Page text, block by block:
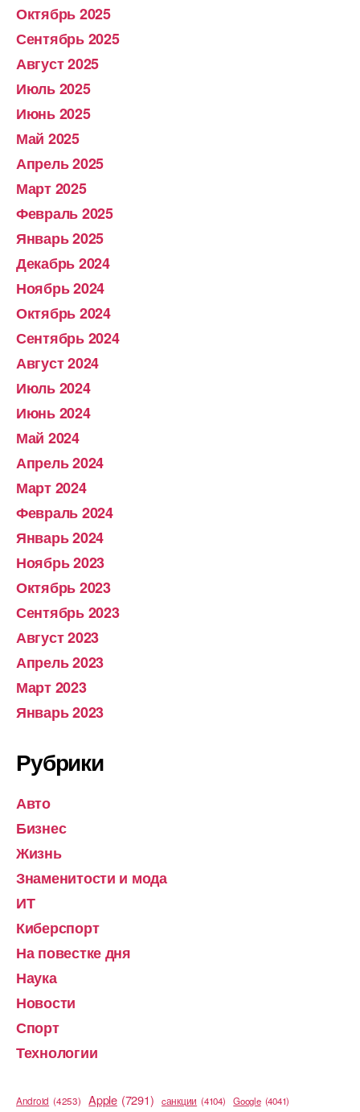
Октябрь 2025
Сентябрь 2025
Август 2025
Июль 2025
Июнь 2025
Май 2025
Апрель 2025
Март 2025
Февраль 2025
Январь 2025
Декабрь 2024
Ноябрь 2024
Октябрь 2024
Сентябрь 2024
Август 2024
Июль 2024
Июнь 2024
Май 2024
Апрель 2024
Март 2024
Февраль 2024
Январь 2024
Ноябрь 2023
Октябрь 2023
Сентябрь 2023
Август 2023
Апрель 2023
Март 2023
Январь 2023
Рубрики
Авто
Бизнес
Жизнь
Знаменитости и мода
ИТ
Киберспорт
На повестке дня
Наука
Новости
Спорт
Технологии
Android (4253) Apple (7291) cанкции (4104) Google (4041)